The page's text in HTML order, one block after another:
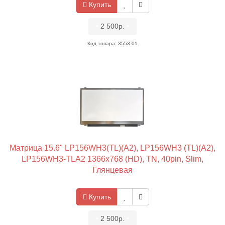
Купить
2 500р.
Код товара: 3553-01
Матрица 15.6" LP156WH3(TL)(A2), LP156WH3 (TL)(A2),
LP156WH3-TLA2 1366x768 (HD), TN, 40pin, Slim,
Глянцевая
Купить
2 500р.